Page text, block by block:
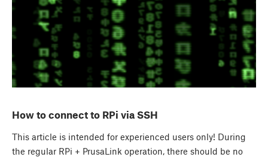
How to connect to RPi via SSH
This article is intended for experienced users only! During
the regular RPi + PrusaLink operation, there should be no